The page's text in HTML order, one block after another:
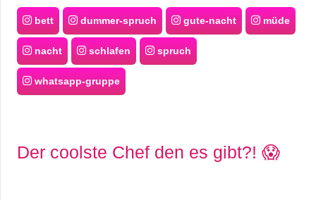
bett dummer-spruch gute-nacht müde
nacht schlafen spruch
whatsapp-gruppe
Der coolste Chef den es gibt?! 😱